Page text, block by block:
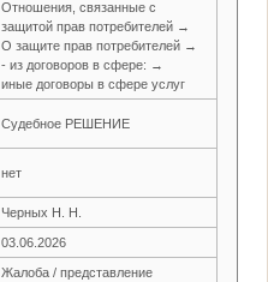
Отношения, связанные с
защитой прав потребителей →
О защите прав потребителей →
- из договоров в сфере: →
иные договоры в сфере услуг
Судебное РЕШЕНИЕ
нет
Черных Н. Н.
03.06.2026
Жалоба / представление